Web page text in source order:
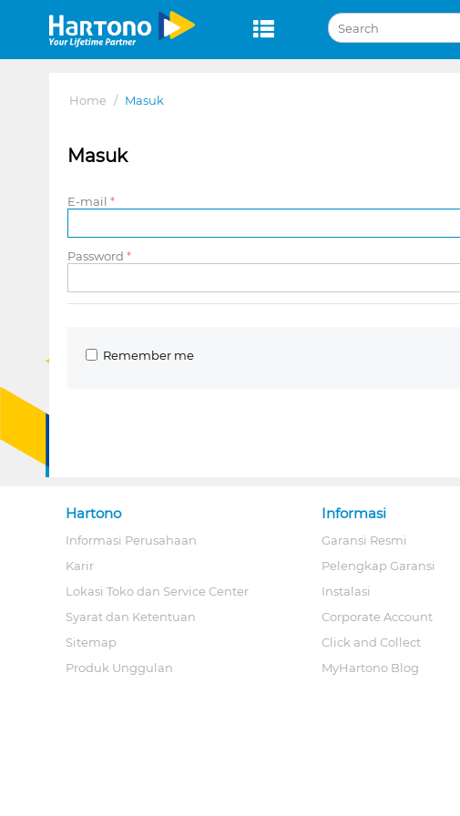
Home / Masuk
Masuk
E-mail
Password
Remember me
Hartono
Informasi Perusahaan
Karir
Lokasi Toko dan Service Center
Syarat dan Ketentuan
Sitemap
Produk Unggulan
Informasi
Garansi Resmi
Pelengkap Garansi
Instalasi
Corporate Account
Click and Collect
MyHartono Blog